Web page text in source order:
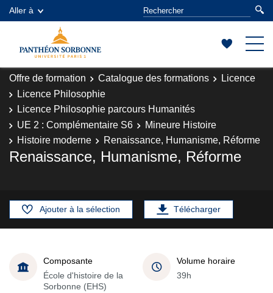
Aller à
Offre de formation Catalogue des formations
Licence
Licence Philosophie
Licence Philosophie parcours Humanités
UE 2 : Complémentaire S6
Mineure Histoire
Histoire moderne
Renaissance, Humanisme, Réforme
Renaissance, Humanisme, Réforme
Ajouter à la sélection Télécharger
Composante
École d'histoire de la
Sorbonne (EHS)
Volume horaire
39h